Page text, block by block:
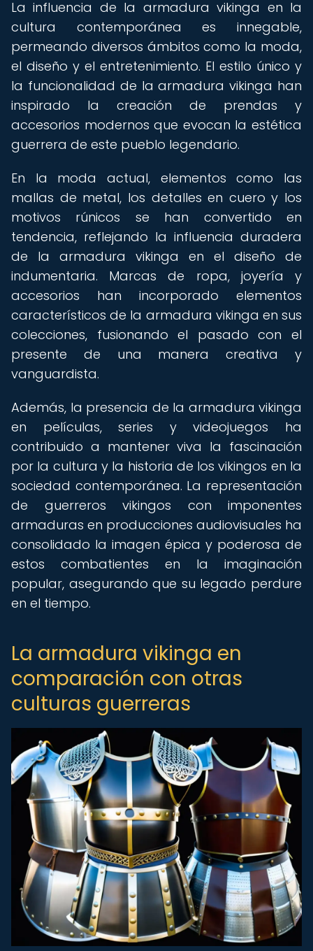
La influencia de la armadura vikinga en la
cultura contemporánea es innegable,
permeando diversos ámbitos como la moda,
el diseño y el entretenimiento. El estilo único y
la funcionalidad de la armadura vikinga han
inspirado la creación de prendas y
accesorios modernos que evocan la estética
guerrera de este pueblo legendario.
En la moda actual, elementos como las
mallas de metal, los detalles en cuero y los
motivos rúnicos se han convertido en
tendencia, reflejando la influencia duradera
de la armadura vikinga en el diseño de
indumentaria. Marcas de ropa, joyería y
accesorios han incorporado elementos
característicos de la armadura vikinga en sus
colecciones, fusionando el pasado con el
presente de una manera creativa y
vanguardista.
Además, la presencia de la armadura vikinga
en películas, series y videojuegos ha
contribuido a mantener viva la fascinación
por la cultura y la historia de los vikingos en la
sociedad contemporánea. La representación
de guerreros vikingos con imponentes
armaduras en producciones audiovisuales ha
consolidado la imagen épica y poderosa de
estos combatientes en la imaginación
popular, asegurando que su legado perdure
en el tiempo.
La armadura vikinga en
comparación con otras
culturas guerreras